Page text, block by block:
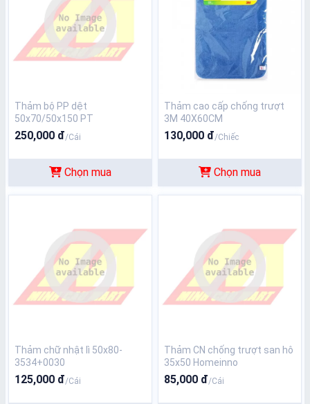
Thảm bộ PP dệt
50x70/50x150 PT
250,000 đ/Cái
Chọn mua
Thảm cao cấp chống trượt
3M 40X60CM
130,000 đ/Chiếc
Chọn mua
Thảm chữ nhật lì 50x80-
3534+0030
125,000 đ/Cái
Thảm CN chống trượt san hô
35x50 Homeinno
85,000 đ/Cái